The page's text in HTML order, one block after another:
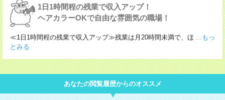
1日1時間程の残業で収入アップ！
ヘアカラーOKで自由な雰囲気の職場！
≪1日1時間程の残業で収入アップ≫残業は月20時間未満で、ほ ...もっ
とみる
あなたの閲覧履歴からのオススメ